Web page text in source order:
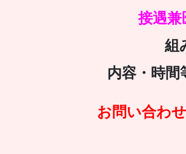
接遇兼
組
内容・時間
お問い合わ